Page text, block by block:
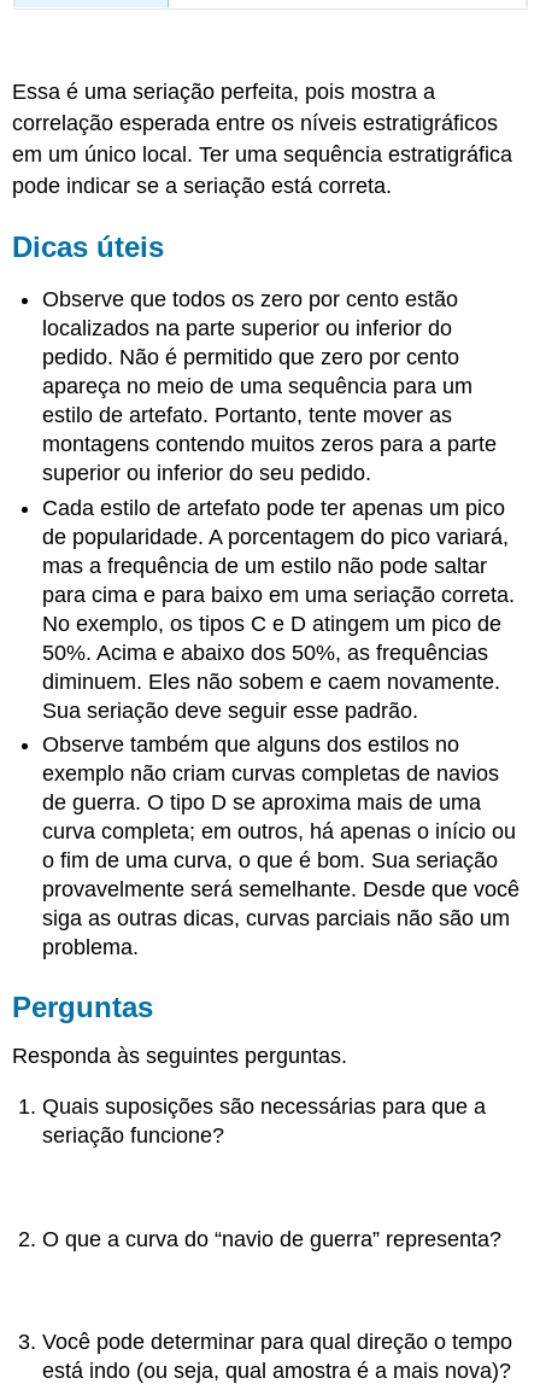
Essa é uma seriação perfeita, pois mostra a
correlação esperada entre os níveis estratigráficos
em um único local. Ter uma sequência estratigráfica
pode indicar se a seriação está correta.
Dicas úteis
Observe que todos os zero por cento estão
localizados na parte superior ou inferior do
pedido. Não é permitido que zero por cento
apareça no meio de uma sequência para um
estilo de artefato. Portanto, tente mover as
montagens contendo muitos zeros para a parte
superior ou inferior do seu pedido.
Cada estilo de artefato pode ter apenas um pico
de popularidade. A porcentagem do pico variará,
mas a frequência de um estilo não pode saltar
para cima e para baixo em uma seriação correta.
No exemplo, os tipos C e D atingem um pico de
50%. Acima e abaixo dos 50%, as frequências
diminuem. Eles não sobem e caem novamente.
Sua seriação deve seguir esse padrão.
Observe também que alguns dos estilos no
exemplo não criam curvas completas de navios
de guerra. O tipo D se aproxima mais de uma
curva completa; em outros, há apenas o início ou
o fim de uma curva, o que é bom. Sua seriação
provavelmente será semelhante. Desde que você
siga as outras dicas, curvas parciais não são um
problema.
Perguntas
Responda às seguintes perguntas.
Quais suposições são necessárias para que a
seriação funcione?
O que a curva do “navio de guerra” representa?
Você pode determinar para qual direção o tempo
está indo (ou seja, qual amostra é a mais nova)?